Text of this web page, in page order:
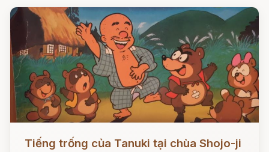
Đọc ngay
Tiếng trống của Tanuki tại chùa Shojo-ji